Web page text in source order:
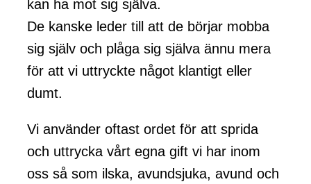
kan ha mot sig själva.
De kanske leder till att de börjar mobba
sig själv och plåga sig själva ännu mera
för att vi uttryckte något klantigt eller
dumt.
Vi använder oftast ordet för att sprida
och uttrycka vårt egna gift vi har inom
oss så som ilska, avundsjuka, avund och